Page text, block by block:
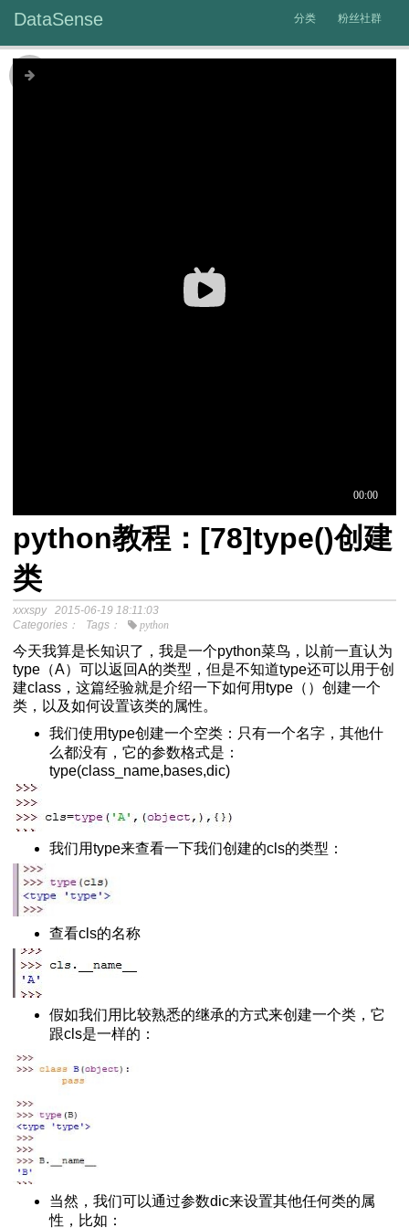
DataSense 分类 粉丝社群
介模
析SPSS视频教程
自动化替代VBA
脚本
函数
区别
与使用
10060错误
时间戳
载
库的方法
python教程：[78]type()创建
类
xxxspy
2015-06-19 18:11:03
Categories：
Tags： python
今天我算是长知识了，我是一个python菜鸟，以前一直认为
type（A）可以返回A的类型，但是不知道type还可以用于创
建class，这篇经验就是介绍一下如何用type（）创建一个
类，以及如何设置该类的属性。
我们使用type创建一个空类：只有一个名字，其他什
么都没有，它的参数格式是：
type(class_name,bases,dic)
我们用type来查看一下我们创建的cls的类型：
查看cls的名称
假如我们用比较熟悉的继承的方式来创建一个类，它
跟cls是一样的：
当然，我们可以通过参数dic来设置其他任何类的属
性，比如：